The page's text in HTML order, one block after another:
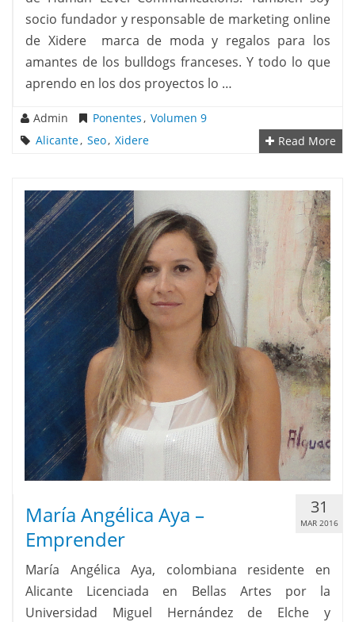
socio fundador y responsable de marketing online
de Xidere marca de moda y regalos para los
amantes de los bulldogs franceses. Y todo lo que
aprendo en los dos proyectos lo …
Admin Ponentes , Volumen 9
Alicante, Seo, Xidere Read More
María Angélica Aya –
Emprender
31
MAR 2016
María Angélica Aya, colombiana residente en
Alicante Licenciada en Bellas Artes por la
Universidad Miguel Hernández de Elche y